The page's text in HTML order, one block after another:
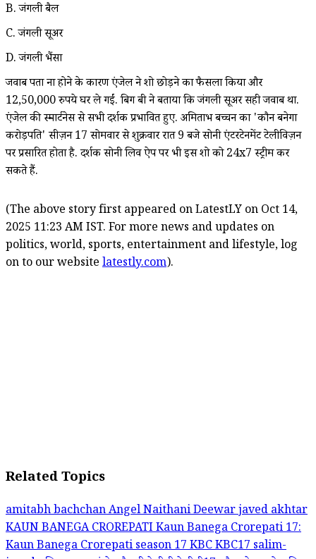
B. जंगली बैल
C. जंगली सूअर
D. जंगली भैंसा
जवाब पता ना होने के कारण एंजेल ने शो छोड़ने का फैसला किया और
12,50,000 रुपये घर ले गईं. बिग बी ने बताया कि जंगली सूअर सही जवाब था.
एंजेल की स्मार्टनेस से सभी दर्शक प्रभावित हुए. अमिताभ बच्चन का 'कौन बनेगा
करोड़पति' सीज़न 17 सोमवार से शुक्रवार रात 9 बजे सोनी एंटरटेनमेंट टेलीविज़न
पर प्रसारित होता है. दर्शक सोनी लिव ऐप पर भी इस शो को 24x7 स्ट्रीम कर
सकते हैं.
(The above story first appeared on LatestLY on Oct 14,
2025 11:23 AM IST. For more news and updates on
politics, world, sports, entertainment and lifestyle, log
on to our website latestly.com).
Related Topics
amitabh bachchanAngel NaithaniDeewarjaved akhtar
KAUN BANEGA CROREPATIKaun Banega Crorepati 17:
Kaun Banega Crorepati season 17KBCKBC17salim-